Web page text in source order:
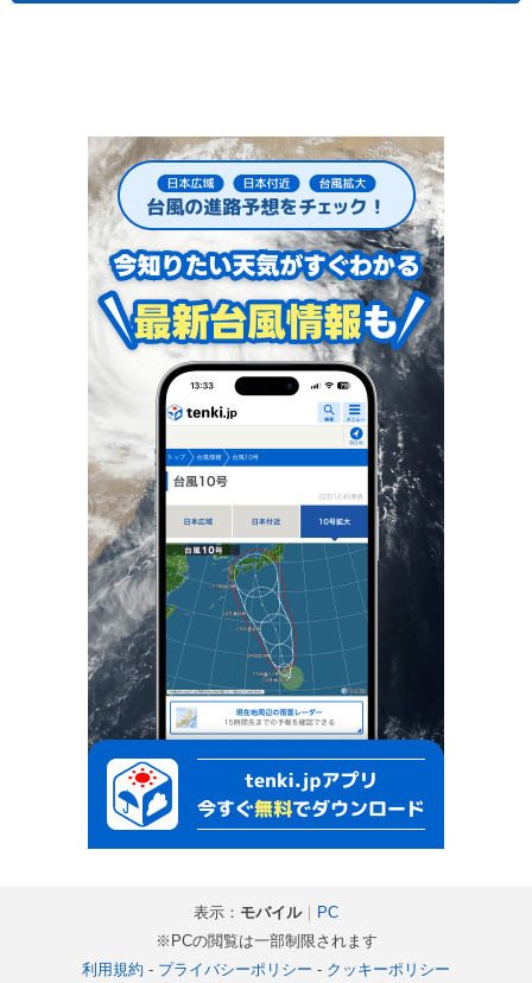
表示： モバイル｜ PC
※PCの閲覧は一部制限されます
利用規約 - プライバシーポリシー - クッキーポリシー